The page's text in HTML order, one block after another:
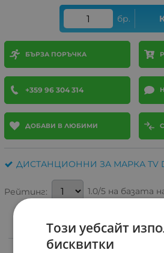
бр.
БЪРЗА ПОРЪЧКА
+359 96 304 314
ДОБАВИ В ЛЮБИМИ
ДИСТАНЦИОННИ ЗА МАРКА TV
Рейтинг: 1.0/5 на базата
Този уебсайт
бисквитки